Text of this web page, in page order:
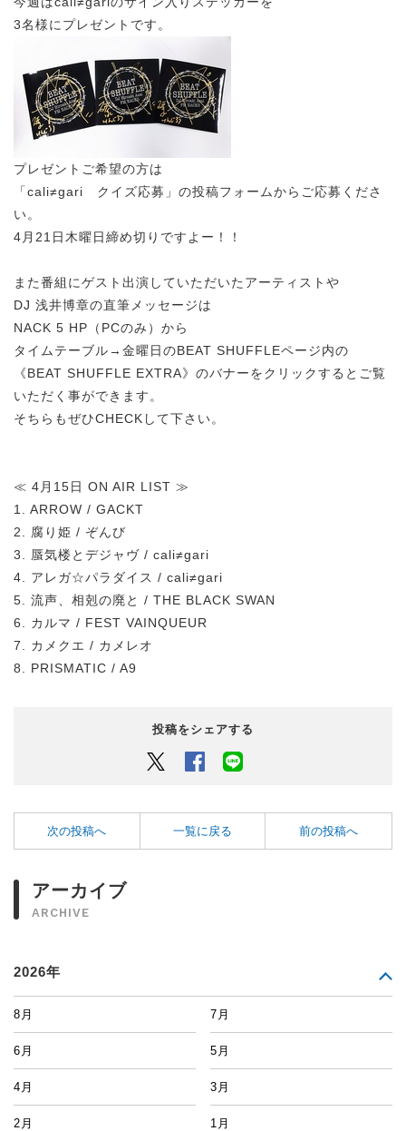
3名様にプレゼントです。
プレゼントご希望の方は
「cali≠gari クイズ応募」の投稿フォームからご応募くださ
い。
4月21日木曜日締め切りですよー！！
また番組にゲスト出演していただいたアーティストや
DJ 浅井博章の直筆メッセージは
NACK 5 HP（PCのみ）から
タイムテーブル→金曜日のBEAT SHUFFLEページ内の
《BEAT SHUFFLE EXTRA》のバナーをクリックするとご覧
いただく事ができます。
そちらもぜひCHECKして下さい。
≪ 4月15日 ON AIR LIST ≫
1. ARROW / GACKT
2. 腐り姫 / ぞんび
3. 蜃気楼とデジャヴ / cali≠gari
4. アレガ☆パラダイス / cali≠gari
5. 流声、相剋の廃と / THE BLACK SWAN
6. カルマ / FEST VAINQUEUR
7. カメクエ / カメレオ
8. PRISMATIC / A9
投稿をシェアする
Twitter Facebook
次の投稿へ 一覧に戻る 前の投稿へ
アーカイブ
ARCHIVE
2026年
8月 7月
6月 5月
4月 3月
2月 1月